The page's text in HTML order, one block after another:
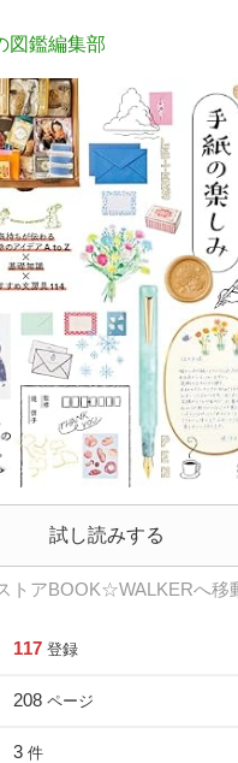
図鑑編集部
試し読みする
トアBOOK☆WALKERへ移
117 登録
208 ページ
3 件